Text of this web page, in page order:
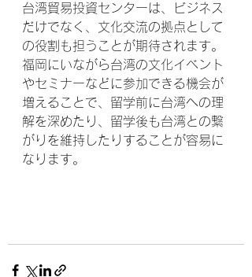
台湾貿易投資センターは、ビジネス
だけでなく、文化交流の拠点として
の役割も担うことが期待されます。
福岡にいながら台湾の文化イベント
やセミナーなどに参加できる機会が
増えることで、留学前に台湾への理
解を深めたり、留学後も台湾との繋
がりを維持したりすることが容易に
なります。